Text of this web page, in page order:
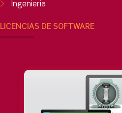
Ingenieria
LICENCIAS DE SOFTWARE